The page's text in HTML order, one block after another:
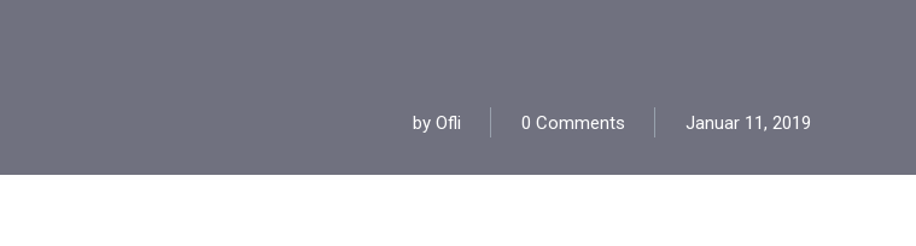
by Ofli 0 Comments Januar 11, 2019